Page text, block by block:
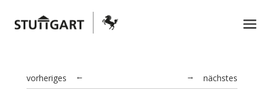
← nächstes
vorheriges →